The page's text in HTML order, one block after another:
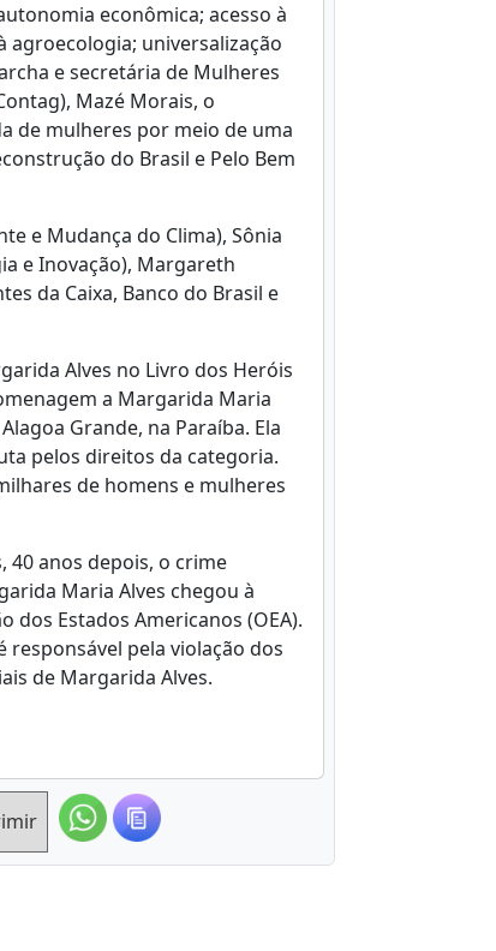
econômica; acesso à
agroecologia; universalização
e secretária de Mulheres
Mazé Morais, o
de mulheres por meio de uma
do Brasil e Pelo Bem
e Mudança do Clima), Sônia
e Inovação), Margareth
da Caixa, Banco do Brasil e
Alves no Livro dos Heróis
a Margarida Maria
Grande, na Paraíba. Ela
pelos direitos da categoria.
de homens e mulheres
40 anos depois, o crime
Maria Alves chegou à
Estados Americanos (OEA).
responsável pela violação dos
de Margarida Alves.